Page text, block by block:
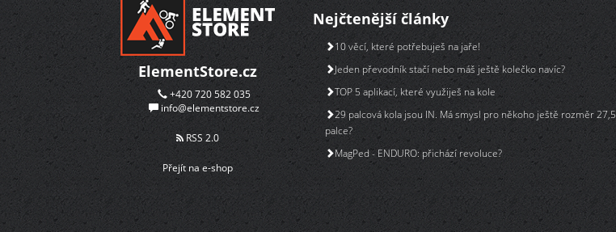
ElementStore.cz
+420 720 582 035
info@elementstore.cz
RSS 2.0
Přejít na e-shop
Nejčtenější články
10 věcí, které potřebuješ na jaře!
Jeden převodník stačí nebo máš ještě kolečko navíc?
TOP 5 aplikací, které využiješ na kole
29 palcová kola jsou IN. Má smysl pro někoho ještě rozměr 27,5
palce?
MagPed - ENDURO: přichází revoluce?